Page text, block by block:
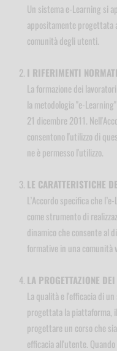
Un sistema e-Learning si
appositamente progettata
comunità degli utenti.
I RIFERIMENTI
La formazione dei
la metodologia "e-
21 dicembre 2011.
consentono l'utilizzo di
ne è permesso l'utilizzo.
LE CARATTERISTICHE
L’Accordo specifica che
come strumento di
dinamico che consente al
formative in una comunità
LA PROGETTAZIONE
La qualità e l'efficacia di
progettata la piattaforma,
progettare un corso che
efficacia all'utente.